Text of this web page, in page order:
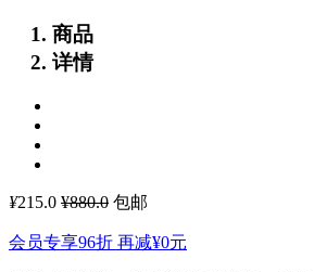
商品
详情
¥215.0 ¥880.0 包邮
会员专享96折 再减¥0元